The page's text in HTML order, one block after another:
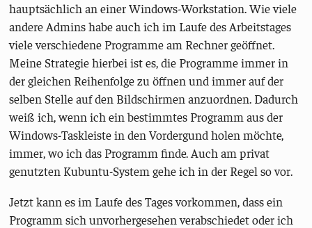
hauptsächlich an einer Windows-Workstation. Wie viele
andere Admins habe auch ich im Laufe des Arbeitstages
viele verschiedene Programme am Rechner geöffnet.
Meine Strategie hierbei ist es, die Programme immer in
der gleichen Reihenfolge zu öffnen und immer auf der
selben Stelle auf den Bildschirmen anzuordnen. Dadurch
weiß ich, wenn ich ein bestimmtes Programm aus der
Windows-Taskleiste in den Vordergund holen möchte,
immer, wo ich das Programm finde. Auch am privat
genutzten Kubuntu-System gehe ich in der Regel so vor.
Jetzt kann es im Laufe des Tages vorkommen, dass ein
Programm sich unvorhergesehen verabschiedet oder ich